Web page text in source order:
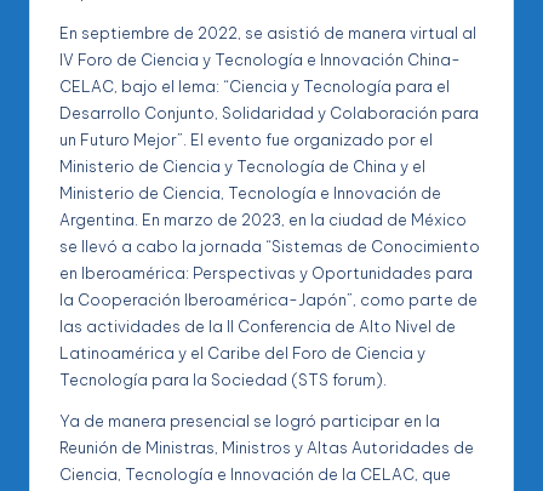
En septiembre de 2022, se asistió de manera virtual al
IV Foro de Ciencia y Tecnología e Innovación China-
CELAC, bajo el lema: “Ciencia y Tecnología para el
Desarrollo Conjunto, Solidaridad y Colaboración para
un Futuro Mejor”. El evento fue organizado por el
Ministerio de Ciencia y Tecnología de China y el
Ministerio de Ciencia, Tecnología e Innovación de
Argentina. En marzo de 2023, en la ciudad de México
se llevó a cabo la jornada “Sistemas de Conocimiento
en Iberoamérica: Perspectivas y Oportunidades para
la Cooperación Iberoamérica-Japón”, como parte de
las actividades de la II Conferencia de Alto Nivel de
Latinoamérica y el Caribe del Foro de Ciencia y
Tecnología para la Sociedad (STS forum).
Ya de manera presencial se logró participar en la
Reunión de Ministras, Ministros y Altas Autoridades de
Ciencia, Tecnología e Innovación de la CELAC, que